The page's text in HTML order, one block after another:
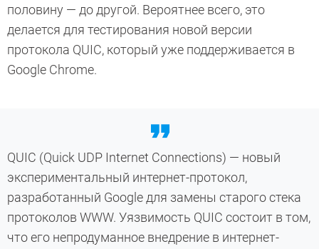
половину — до другой. Вероятнее всего, это
делается для тестирования новой версии
протокола QUIC, который уже поддерживается в
Google Chrome.
QUIC (Quick UDP Internet Connections) — новый
экспериментальный интернет-протокол,
разработанный Google для замены старого стека
протоколов WWW. Уязвимость QUIC состоит в том,
что его непродуманное внедрение в интернет-